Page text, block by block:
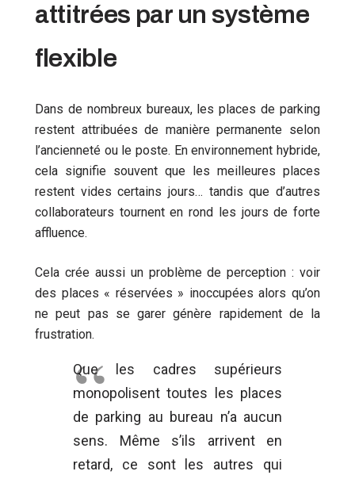
attitrées par un système
flexible
Dans de nombreux bureaux, les places de parking
restent attribuées de manière permanente selon
l’ancienneté ou le poste. En environnement hybride,
cela signifie souvent que les meilleures places
restent vides certains jours… tandis que d’autres
collaborateurs tournent en rond les jours de forte
affluence.
Cela crée aussi un problème de perception : voir
des places « réservées » inoccupées alors qu’on
ne peut pas se garer génère rapidement de la
frustration.
Que les cadres supérieurs
monopolisent toutes les places
de parking au bureau n’a aucun
sens. Même s’ils arrivent en
retard, ce sont les autres qui